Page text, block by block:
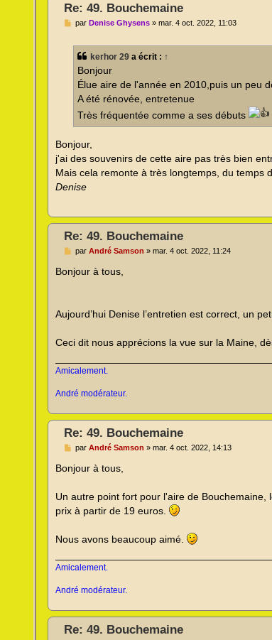
Re: 49. Bouchemaine
M
par Denise Ghysens »mar. 4 oct. 2022, 11:03
kerhor 29 a écrit : ↑
Bonjour
Élue aire de l'année en 2010,puis un peu
A été rénovée, entretenue
Très fréquentée comme a ses débuts
Bonjour,
j'ai des souvenirs de cette aire pas très bien
Mais cela remonte à très longtemps, du temps
Denise
Re: 49. Bouchemaine
M
s
s
n
l
parAndré Samson »mar. 4 oct. 2022, 11:24
Bonjour à tous,
Aujourd’hui Denise l’entretien est correct, un
Ceci dit nous apprécions la vue sur la Maine,
Amicalement.
André modérateur.
Re: 49. Bouchemaine
M
s
s
e
n
l
parAndré Samson »mar. 4 oct. 2022, 14:13
Bonjour à tous,
Un autre point fort pour l'aire de Bouchemaine,
prix à partir de 19 euros.
Nous avons beaucoup aimé.
Amicalement.
André modérateur.
Re: 49. Bouchemaine